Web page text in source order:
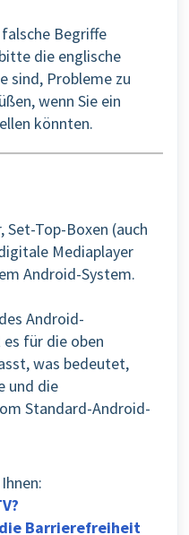
Begriffe
die englische
sind, Probleme zu
wenn Sie ein
könnten.
Set-Top-Boxen (auch
Mediaplayer
Android-System.
Android-
für die oben
was bedeutet,
und die
Standard-Android-
Barrierefreiheit